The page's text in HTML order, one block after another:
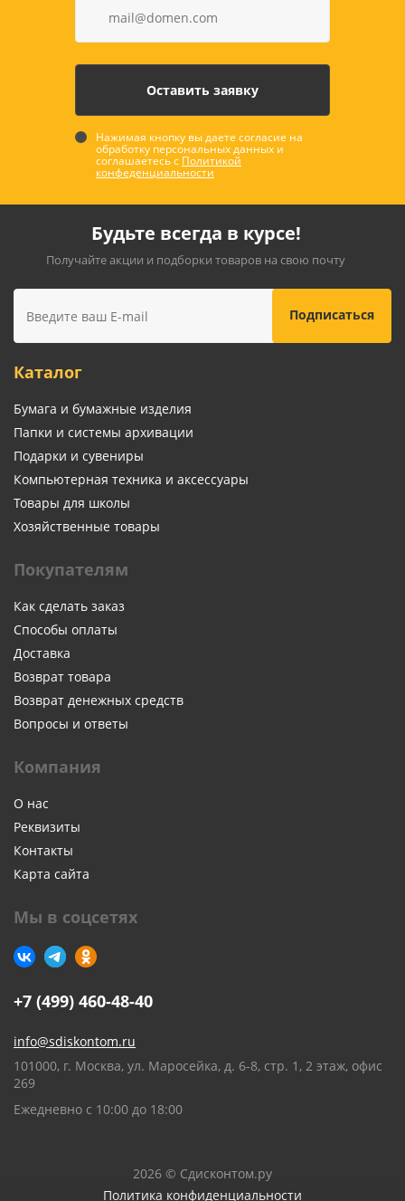
Нажимая кнопку вы даете согласие на
обработку персональных данных и
соглашаетесь с Политикой
конфеденциальности
Будьте всегда в курсе!
Получайте акции и подборки товаров на свою почту
Каталог
Бумага и бумажные изделия
Папки и системы архивации
Подарки и сувениры
Компьютерная техника и аксессуары
Товары для школы
Хозяйственные товары
Покупателям
Как сделать заказ
Способы оплаты
Доставка
Возврат товара
Возврат денежных средств
Вопросы и ответы
Компания
О нас
Реквизиты
Контакты
Карта сайта
Мы в соцсетях
+7 (499) 460-48-40
info@sdiskontom.ru
101000, г. Москва, ул. Маросейка, д. 6-8, стр. 1, 2 этаж, офис
269
Ежедневно с 10:00 до 18:00
2026 © Сдисконтом.ру
Политика конфиденциальности